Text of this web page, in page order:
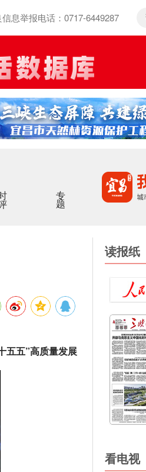
息举报电话：0717-6449287
专题
五五”高质量发展
读报纸
看电视